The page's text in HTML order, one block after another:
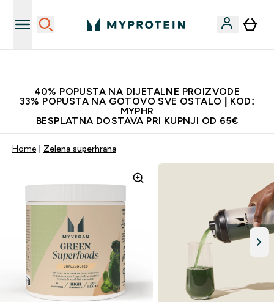
40% POPUSTA NA DIJETALNE PROIZVODE
33% POPUSTA NA GOTOVO SVE OSTALO | KOD:
MYPHR
BESPLATNA DOSTAVA PRI KUPNJI OD 65€
Home Zelena superhrana